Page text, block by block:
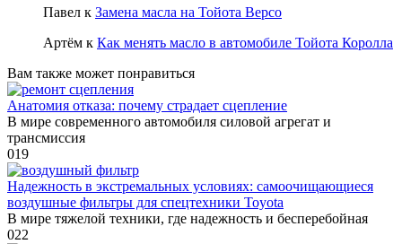
Павел к Замена масла на Тойота Версо
Артём к Как менять масло в автомобиле Тойота Королла
Вам также может понравиться
Анатомия отказа: почему страдает сцепление
В мире современного автомобиля силовой агрегат и
трансмиссия
019
Надежность в экстремальных условиях: самоочищающиеся
воздушные фильтры для спецтехники Toyota
В мире тяжелой техники, где надежность и бесперебойная
022